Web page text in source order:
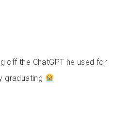
off the ChatGPT he used for
graduating